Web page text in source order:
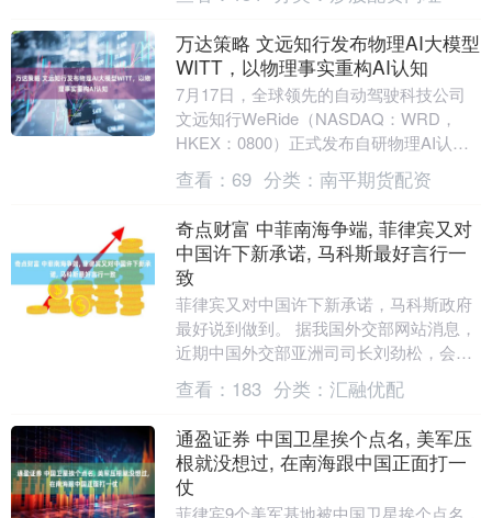
称自己在某....
万达策略 文远知行发布物理AI大模型
WITT，以物理事实重构AI认知
7月17日，全球领先的自动驾驶科技公司
文远知行WeRide（NASDAQ：WRD，
HKEX：0800）正式发布自研物理AI认知
基础大模型WeRide WITT。....
查看： 69 分类： 南平期货配资
奇点财富 中菲南海争端, 菲律宾又对
中国许下新承诺, 马科斯最好言行一
致
菲律宾又对中国许下新承诺，马科斯政府
最好说到做到。 据我国外交部网站消息，
近期中国外交部亚洲司司长刘劲松，会见
了菲律宾副外长艾雷拉-林，以及菲外交部
长助理兼亚太....
查看： 183 分类： 汇融优配
通盈证券 中国卫星挨个点名, 美军压
根就没想过, 在南海跟中国正面打一
仗
菲律宾9个美军基地被中国卫星挨个点名，